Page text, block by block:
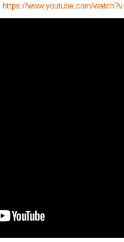
https://www.youtube.com/